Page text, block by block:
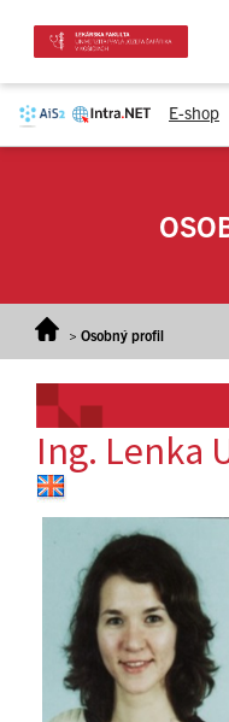
E-shop
> Osobný profil